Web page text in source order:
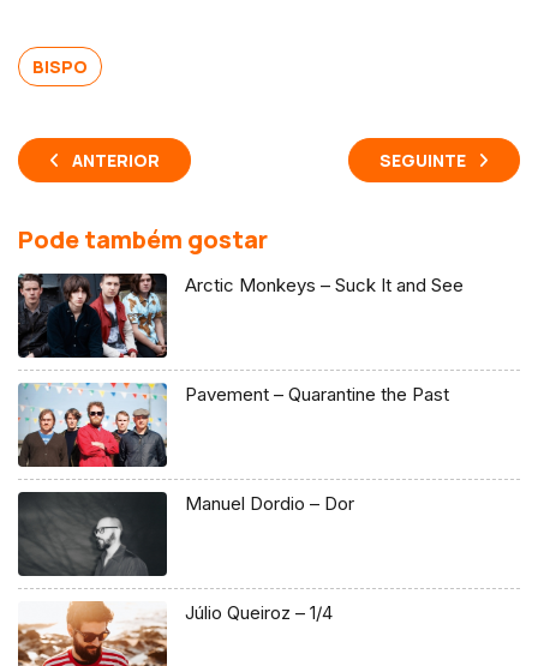
BISPO
ANTERIOR SEGUINTE
Pode também gostar
Arctic Monkeys – Suck It and See
Pavement – Quarantine the Past
Manuel Dordio – Dor
Júlio Queiroz – 1/4